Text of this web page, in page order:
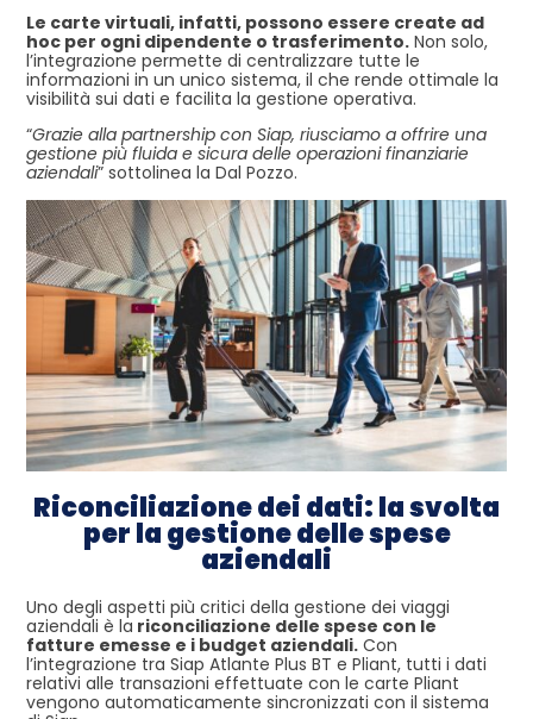
Le carte virtuali, infatti, possono essere create ad
hoc per ogni dipendente o trasferimento. Non solo,
l’integrazione permette di centralizzare tutte le
informazioni in un unico sistema, il che rende ottimale la
visibilità sui dati e facilita la gestione operativa.
“Grazie alla partnership con Siap, riusciamo a offrire una
gestione più fluida e sicura delle operazioni finanziarie
aziendali” sottolinea la Dal Pozzo.
Riconciliazione dei dati: la svolta
per la gestione delle spese
aziendali
Uno degli aspetti più critici della gestione dei viaggi
aziendali è la riconciliazione delle spese con le
fatture emesse e i budget aziendali. Con
l’integrazione tra Siap Atlante Plus BT e Pliant, tutti i dati
relativi alle transazioni effettuate con le carte Pliant
vengono automaticamente sincronizzati con il sistema